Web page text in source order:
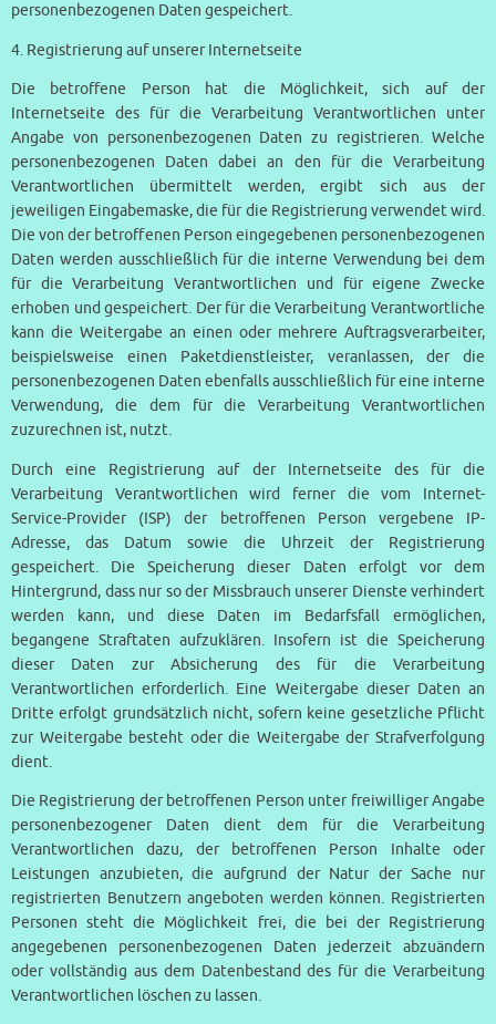
personenbezogenen Daten gespeichert.
4. Registrierung auf unserer Internetseite
Die betroffene Person hat die Möglichkeit, sich auf der
Internetseite des für die Verarbeitung Verantwortlichen unter
Angabe von personenbezogenen Daten zu registrieren. Welche
personenbezogenen Daten dabei an den für die Verarbeitung
Verantwortlichen übermittelt werden, ergibt sich aus der
jeweiligen Eingabemaske, die für die Registrierung verwendet wird.
Die von der betroffenen Person eingegebenen personenbezogenen
Daten werden ausschließlich für die interne Verwendung bei dem
für die Verarbeitung Verantwortlichen und für eigene Zwecke
erhoben und gespeichert. Der für die Verarbeitung Verantwortliche
kann die Weitergabe an einen oder mehrere Auftragsverarbeiter,
beispielsweise einen Paketdienstleister, veranlassen, der die
personenbezogenen Daten ebenfalls ausschließlich für eine interne
Verwendung, die dem für die Verarbeitung Verantwortlichen
zuzurechnen ist, nutzt.
Durch eine Registrierung auf der Internetseite des für die
Verarbeitung Verantwortlichen wird ferner die vom Internet-
Service-Provider (ISP) der betroffenen Person vergebene IP-
Adresse, das Datum sowie die Uhrzeit der Registrierung
gespeichert. Die Speicherung dieser Daten erfolgt vor dem
Hintergrund, dass nur so der Missbrauch unserer Dienste verhindert
werden kann, und diese Daten im Bedarfsfall ermöglichen,
begangene Straftaten aufzuklären. Insofern ist die Speicherung
dieser Daten zur Absicherung des für die Verarbeitung
Verantwortlichen erforderlich. Eine Weitergabe dieser Daten an
Dritte erfolgt grundsätzlich nicht, sofern keine gesetzliche Pflicht
zur Weitergabe besteht oder die Weitergabe der Strafverfolgung
dient.
Die Registrierung der betroffenen Person unter freiwilliger Angabe
personenbezogener Daten dient dem für die Verarbeitung
Verantwortlichen dazu, der betroffenen Person Inhalte oder
Leistungen anzubieten, die aufgrund der Natur der Sache nur
registrierten Benutzern angeboten werden können. Registrierten
Personen steht die Möglichkeit frei, die bei der Registrierung
angegebenen personenbezogenen Daten jederzeit abzuändern
oder vollständig aus dem Datenbestand des für die Verarbeitung
Verantwortlichen löschen zu lassen.